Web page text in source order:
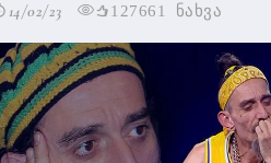
14/02/23 127661 ნახვა